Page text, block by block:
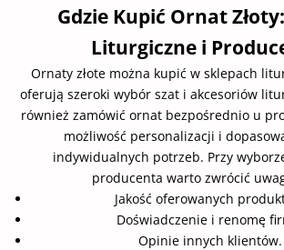
Gdzie Kupić Ornat
Liturgiczne i
Ornaty złote można kupić w sklepach
oferują szeroki wybór szat i akcesoriów
również zamówić ornat bezpośrednio u
możliwość personalizacji i
indywidualnych potrzeb. Przy
producenta warto zwrócić
Jakość oferowanych
Doświadczenie i renomę
Opinie innych klientów.